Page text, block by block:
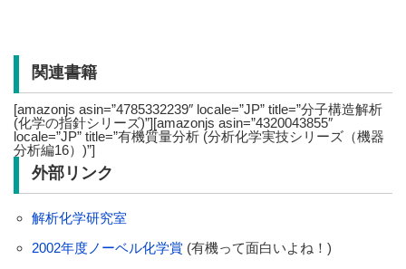
関連書籍
[amazonjs asin=”4785332239″ locale=”JP” title=”分子構造解析
(化学の指針シリーズ)”][amazonjs asin=”4320043855″
locale=”JP” title=”有機質量分析 (分析化学実技シリーズ（機器
分析編16）)”]
外部リンク
解析化学研究室
2002年度ノーベル化学賞(有機って面白いよね！)